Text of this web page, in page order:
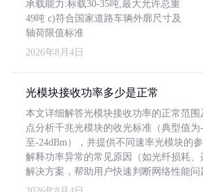
承载能力:标载30-35吨,最大允许总重
49吨 c)符合国家道路车辆外廓尺寸及
轴荷限值标准
2026年8月4日
光模块接收功率多少是正常
本文详细解答光模块接收功率的正常范
点分析千兆光模块的收光标准（典型值为
至-24dBm），并提供不同速率光模块的
解释功率异常的常见原因（如光纤损耗、
解决方案，帮助用户快速判断网络性能问